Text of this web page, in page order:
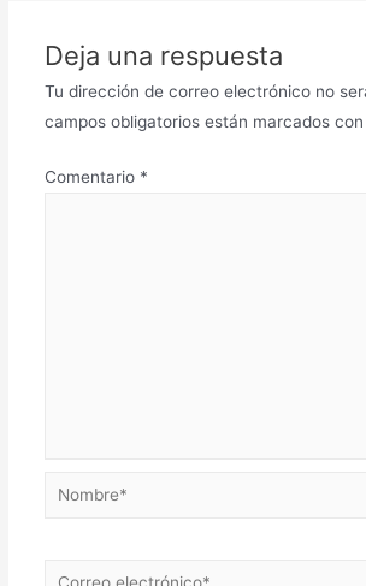
Deja una respuesta
Tu dirección de correo electrónico no
campos obligatorios están marcados con
Comentario *